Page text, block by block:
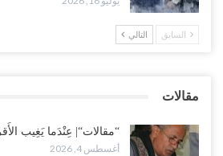
العطش وغياب الغاز يفاقمان مأساة الأهالي
الانهيار الخدمي..!
أغسطس 3, 2026
السابق التالي
مقالات
“مقالات“| عِنْدَما يَغِيب
أغسطس 4, 2026